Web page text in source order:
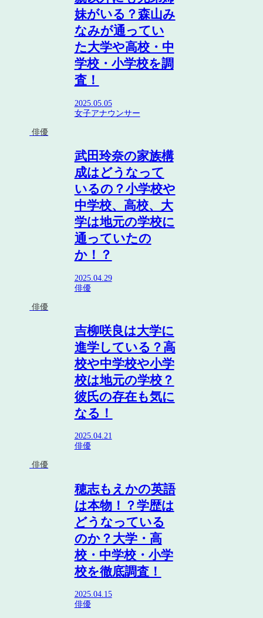
妹がいる？森山み
なみが通ってい
た大学や高校・中
学校・小学校を調
査！
2025.05.05
女子アナウンサー
俳優
武田玲奈の家族構
成はどうなって
いるの？小学校や
中学校、高校、大
学は地元の学校に
通っていたの
か！？
2025.04.29
俳優
俳優
吉柳咲良は大学に
進学している？高
校や中学校や小学
校は地元の学校？
彼氏の存在も気に
なる！
2025.04.21
俳優
俳優
穂志もえかの英語
は本物！？学歴は
どうなっている
のか？大学・高
校・中学校・小学
校を徹底調査！
2025.04.15
俳優